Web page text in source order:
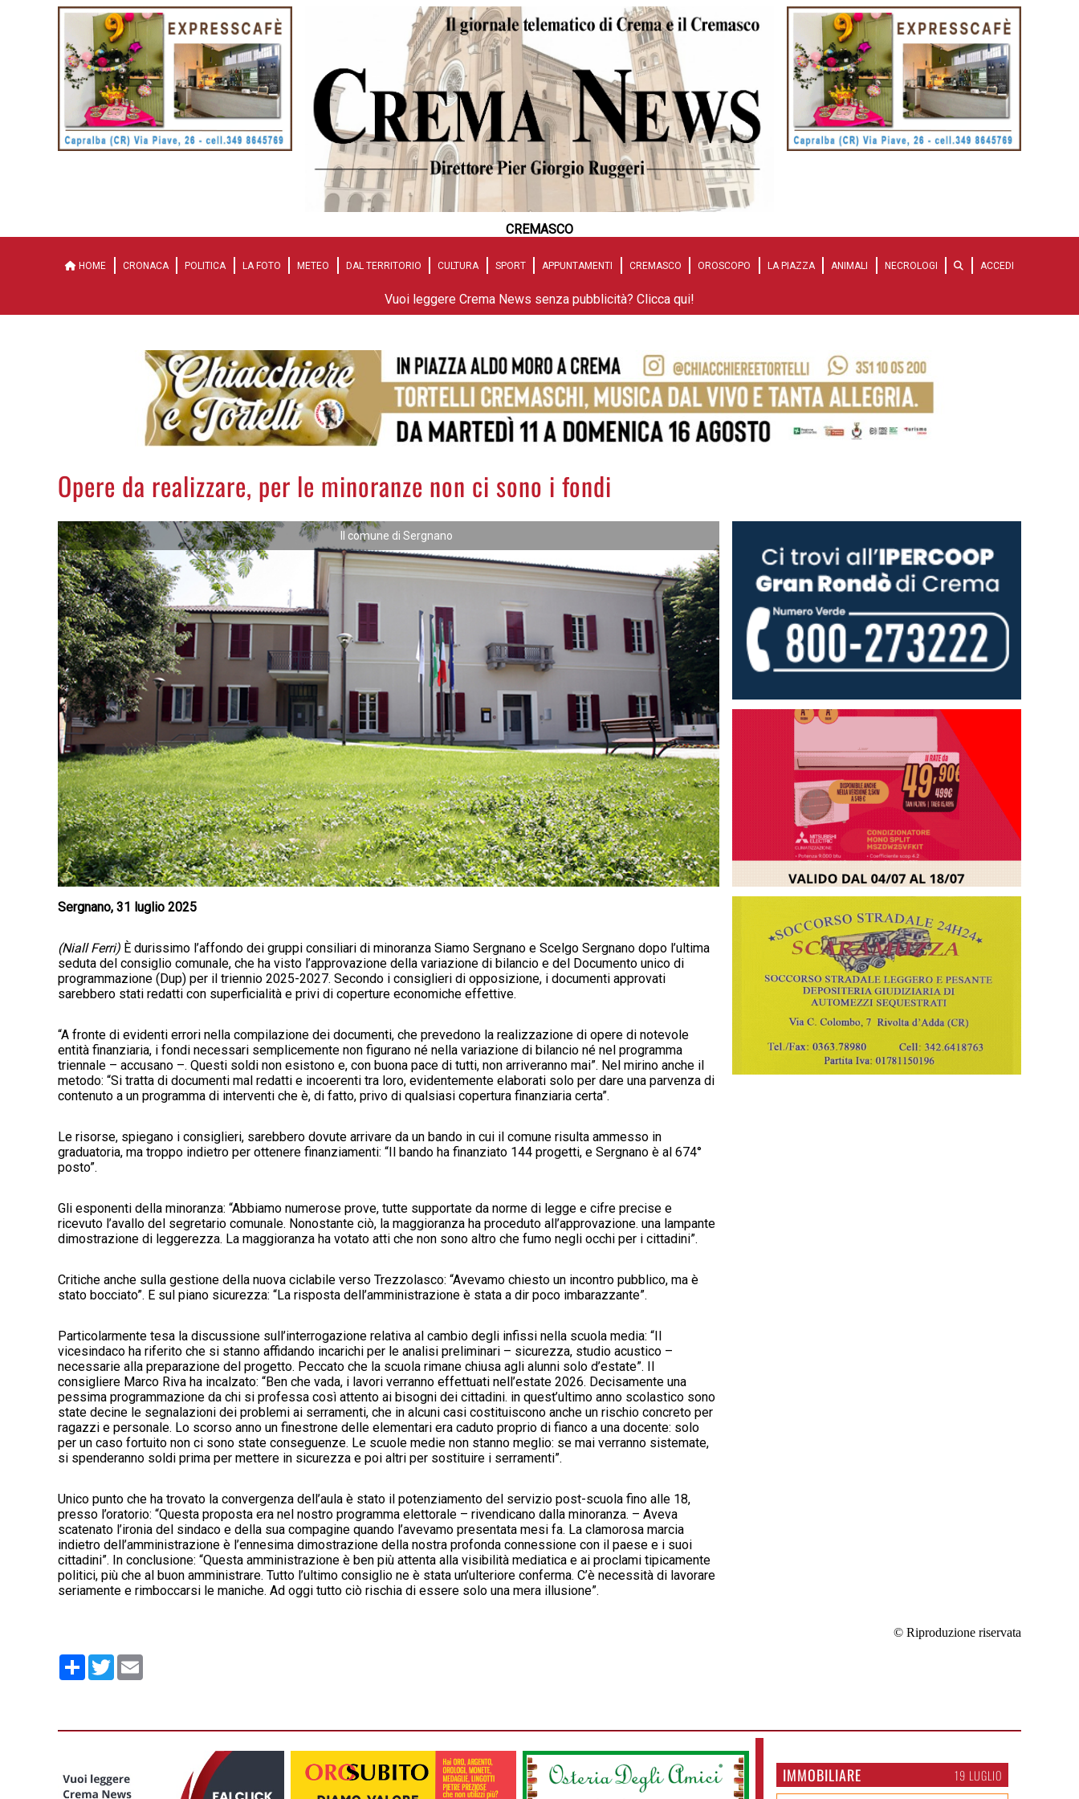
CREMASCO
HOME CRONACA POLITICA LA FOTO METEO DAL TERRITORIO CULTURA SPORT APPUNTAMENTI CREMASCO OROSCOPO LA PIAZZA ANIMALI NECROLOGI ACCEDI
Vuoi leggere Crema News senza pubblicità? Clicca qui!
Opere da realizzare, per le minoranze non ci sono i fondi
Il comune di Sergnano
Sergnano, 31 luglio 2025
(Niall Ferri) È durissimo l’affondo dei gruppi consiliari di minoranza Siamo Sergnano e Scelgo Sergnano dopo l’ultima
seduta del consiglio comunale, che ha visto l’approvazione della variazione di bilancio e del Documento unico di
programmazione (Dup) per il triennio 2025-2027. Secondo i consiglieri di opposizione, i documenti approvati
sarebbero stati redatti con superficialità e privi di coperture economiche effettive.
“A fronte di evidenti errori nella compilazione dei documenti, che prevedono la realizzazione di opere di notevole
entità finanziaria, i fondi necessari semplicemente non figurano né nella variazione di bilancio né nel programma
triennale – accusano –. Questi soldi non esistono e, con buona pace di tutti, non arriveranno mai”. Nel mirino anche il
metodo: “Si tratta di documenti mal redatti e incoerenti tra loro, evidentemente elaborati solo per dare una parvenza di
contenuto a un programma di interventi che è, di fatto, privo di qualsiasi copertura finanziaria certa”.
Le risorse, spiegano i consiglieri, sarebbero dovute arrivare da un bando in cui il comune risulta ammesso in
graduatoria, ma troppo indietro per ottenere finanziamenti: “Il bando ha finanziato 144 progetti, e Sergnano è al 674°
posto”.
Gli esponenti della minoranza: “Abbiamo numerose prove, tutte supportate da norme di legge e cifre precise e
ricevuto l’avallo del segretario comunale. Nonostante ciò, la maggioranza ha proceduto all’approvazione. una lampante
dimostrazione di leggerezza. La maggioranza ha votato atti che non sono altro che fumo negli occhi per i cittadini”.
Critiche anche sulla gestione della nuova ciclabile verso Trezzolasco: “Avevamo chiesto un incontro pubblico, ma è
stato bocciato”. E sul piano sicurezza: “La risposta dell’amministrazione è stata a dir poco imbarazzante”.
Particolarmente tesa la discussione sull’interrogazione relativa al cambio degli infissi nella scuola media: “Il
vicesindaco ha riferito che si stanno affidando incarichi per le analisi preliminari – sicurezza, studio acustico –
necessarie alla preparazione del progetto. Peccato che la scuola rimane chiusa agli alunni solo d’estate”. Il
consigliere Marco Riva ha incalzato: “Ben che vada, i lavori verranno effettuati nell’estate 2026. Decisamente una
pessima programmazione da chi si professa così attento ai bisogni dei cittadini. in quest’ultimo anno scolastico sono
state decine le segnalazioni dei problemi ai serramenti, che in alcuni casi costituiscono anche un rischio concreto per
ragazzi e personale. Lo scorso anno un finestrone delle elementari era caduto proprio di fianco a una docente: solo
per un caso fortuito non ci sono state conseguenze. Le scuole medie non stanno meglio: se mai verranno sistemate,
si spenderanno soldi prima per mettere in sicurezza e poi altri per sostituire i serramenti”.
Unico punto che ha trovato la convergenza dell’aula è stato il potenziamento del servizio post-scuola fino alle 18,
presso l’oratorio: “Questa proposta era nel nostro programma elettorale – rivendicano dalla minoranza. – Aveva
scatenato l’ironia del sindaco e della sua compagine quando l’avevamo presentata mesi fa. La clamorosa marcia
indietro dell’amministrazione è l’ennesima dimostrazione della nostra profonda connessione con il paese e i suoi
cittadini”. In conclusione: “Questa amministrazione è ben più attenta alla visibilità mediatica e ai proclami tipicamente
politici, più che al buon amministrare. Tutto l’ultimo consiglio ne è stata un’ulteriore conferma. C’è necessità di lavorare
seriamente e rimboccarsi le maniche. Ad oggi tutto ciò rischia di essere solo una mera illusione”.
© Riproduzione riservata
Condividi
Twitter
IMMOBILIARE 19 LUGLIO